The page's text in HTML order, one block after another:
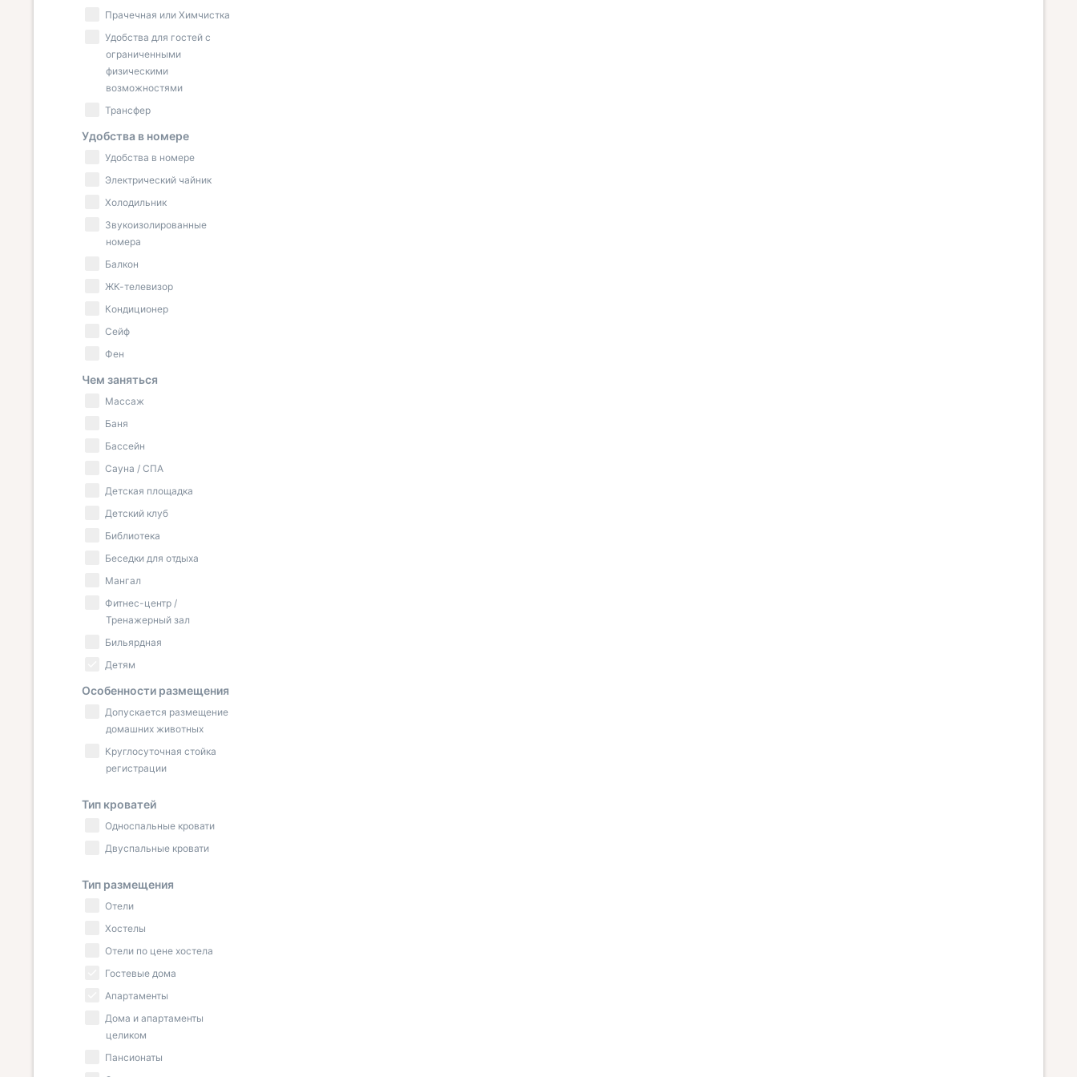
Прачечная или Химчистка
Удобства для гостей с
ограниченными
физическими
возможностями
Трансфер
Удобства в номере
Удобства в номере
Электрический чайник
Холодильник
Звукоизолированные
номера
Балкон
ЖК-телевизор
Кондиционер
Сейф
Фен
Чем заняться
Массаж
Баня
Бассейн
Сауна / СПА
Детская площадка
Детский клуб
Библиотека
Беседки для отдыха
Мангал
Фитнес-центр /
Тренажерный зал
Бильярдная
Детям
Особенности размещения
Допускается размещение
домашних животных
Круглосуточная стойка
регистрации
Тип кроватей
Односпальные кровати
Двуспальные кровати
Тип размещения
Отели
Хостелы
Отели по цене хостела
Гостевые дома
Апартаменты
Дома и апартаменты
целиком
Пансионаты